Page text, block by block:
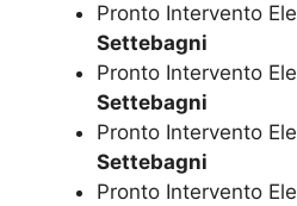
Pronto Intervento
Settebagni
Pronto Intervento
Settebagni
Pronto Intervento
Settebagni
Pronto Intervento